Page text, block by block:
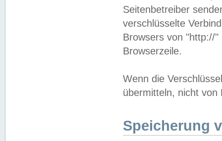
Seitenbetreiber
verschlüsselte
Browsers von "http://
Browserzeile.
Wenn die
übermitteln, nicht von
Speicherung